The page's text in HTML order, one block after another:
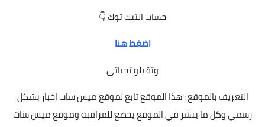
حساب التيك توك 👇
اضغط هنا
وتقبلو تحياتي
التعريف بالموقع : هذا الموقع تابع لموقع ميس سات اخبار بشكل
رسمي وكل ما ينشر في الموقع يخضع للمراقبة وموقع ميس سات